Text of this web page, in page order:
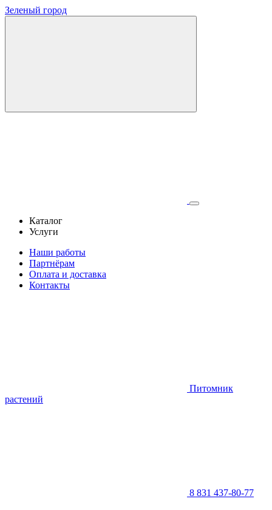
Зеленый город
Каталог
Услуги
Наши работы
Партнёрам
Оплата и доставка
Контакты
Питомник
растений
8 831 437-80-77